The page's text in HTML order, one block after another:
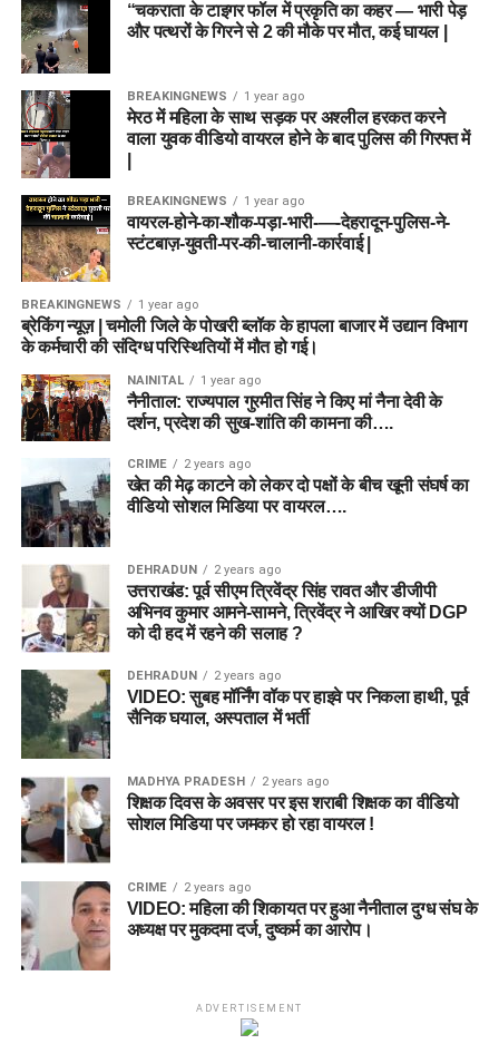
“चकराता के टाइगर फॉल में प्रकृति का कहर — भारी पेड़
और पत्थरों के गिरने से 2 की मौके पर मौत, कई घायल |
BREAKINGNEWS 1 year ago
मेरठ में महिला के साथ सड़क पर अश्लील हरकत करने
वाला युवक वीडियो वायरल होने के बाद पुलिस की गिरफ्त में
BREAKINGNEWS 1 year ago
वायरल-होने-का-शौक-पड़ा-भारी-—-देहरादून-पुलिस-ने-
स्टंटबाज़-युवती-पर-की-चालानी-कार्रवाई |
BREAKINGNEWS 1 year ago
ब्रेकिंग न्यूज़ | चमोली जिले के पोखरी ब्लॉक के हापला बाजार में उद्यान विभाग
के कर्मचारी की संदिग्ध परिस्थितियों में मौत हो गई।
NAINITAL 1 year ago
नैनीताल: राज्यपाल गुरमीत सिंह ने किए मां नैना देवी के
दर्शन, प्रदेश की सुख-शांति की कामना की….
CRIME 2 years ago
खेत की मेढ़ काटने को लेकर दो पक्षों के बीच खूनी संघर्ष का
वीडियो सोशल मिडिया पर वायरल….
DEHRADUN 2 years ago
उत्तराखंड: पूर्व सीएम त्रिवेंद्र सिंह रावत और डीजीपी
अभिनव कुमार आमने-सामने, त्रिवेंद्र ने आखिर क्यों DGP
को दी हद में रहने की सलाह ?
DEHRADUN 2 years ago
VIDEO: सुबह मॉर्निंग वॉक पर हाइवे पर निकला हाथी, पूर्व
सैनिक घयाल, अस्पताल में भर्ती
MADHYA PRADESH 2 years ago
शिक्षक दिवस के अवसर पर इस शराबी शिक्षक का वीडियो
सोशल मिडिया पर जमकर हो रहा वायरल !
CRIME 2 years ago
VIDEO: महिला की शिकायत पर हुआ नैनीताल दुग्ध संघ के
अध्यक्ष पर मुकदमा दर्ज, दुष्कर्म का आरोप।
ADVERTISEMENT